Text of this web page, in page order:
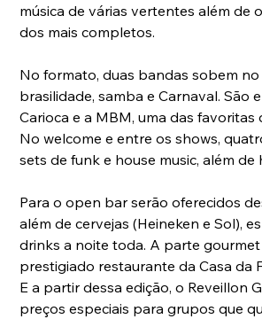
música de várias vertentes além de
dos mais completos.
No formato, duas bandas sobem
brasilidade, samba e Carnaval. São
Carioca e a MBM, uma das favoritas
No welcome e entre os shows,
sets de funk e house music, além de
Para o open bar serão oferecidos
além de cervejas (Heineken e Sol),
drinks a noite toda. A parte
prestigiado restaurante da Casa da
E a partir dessa edição, o Reveillon
preços especiais para grupos que